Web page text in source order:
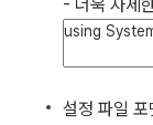
- 더욱 자세
설정 파일